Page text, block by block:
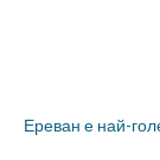
Ереван е най-